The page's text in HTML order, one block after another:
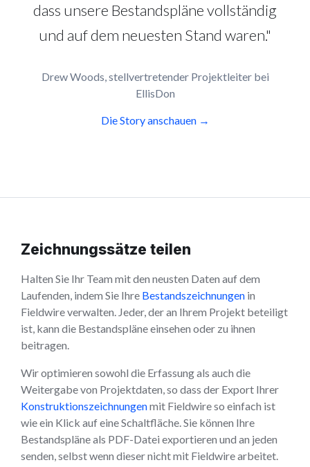
dass unsere Bestandspläne vollständig
und auf dem neuesten Stand waren."
Drew Woods, stellvertretender Projektleiter bei
EllisDon
Die Story anschauen →
Zeichnungssätze teilen
Halten Sie Ihr Team mit den neusten Daten auf dem
Laufenden, indem Sie Ihre Bestandszeichnungen in
Fieldwire verwalten. Jeder, der an Ihrem Projekt beteiligt
ist, kann die Bestandspläne einsehen oder zu ihnen
beitragen.
Wir optimieren sowohl die Erfassung als auch die
Weitergabe von Projektdaten, so dass der Export Ihrer
Konstruktionszeichnungenmit Fieldwire so einfach ist
wie ein Klick auf eine Schaltfläche. Sie können Ihre
Bestandspläne als PDF-Datei exportieren und an jeden
senden, selbst wenn dieser nicht mit Fieldwire arbeitet.